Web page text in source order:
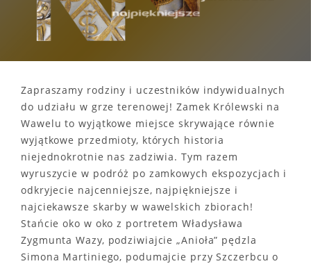
Zapraszamy rodziny i uczestników indywidualnych
do udziału w grze terenowej! Zamek Królewski na
Wawelu to wyjątkowe miejsce skrywające równie
wyjątkowe przedmioty, których historia
niejednokrotnie nas zadziwia. Tym razem
wyruszycie w podróż po zamkowych ekspozycjach i
odkryjecie najcenniejsze, najpiękniejsze i
najciekawsze skarby w wawelskich zbiorach!
Stańcie oko w oko z portretem Władysława
Zygmunta Wazy, podziwiajcie „Anioła” pędzla
Simona Martiniego, podumajcie przy Szczerbcu o